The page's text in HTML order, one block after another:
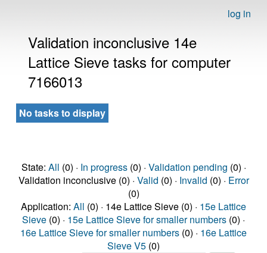
log in
Validation inconclusive 14e
Lattice Sieve tasks for computer
7166013
No tasks to display
State: All (0) · In progress(0) · Validation pending (0) ·
Validation inconclusive (0) · Valid (0) · Invalid (0) · Error
(0)
Application: All (0) · 14e Lattice Sieve (0) · 15e Lattice
Sieve (0) · 15e Lattice Sieve for smaller numbers (0) ·
16e Lattice Sieve for smaller numbers (0) · 16e Lattice
Sieve V5 (0)